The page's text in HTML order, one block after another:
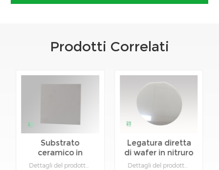
Prodotti Correlati
Substrato
ceramico in
nitruro di
Dettagli del prodotto:1.Materiale: nitruro di alluminio.2. Funzione: dispositivo isolante in ceramica.3.Tipo: Ceramica.4.Colore: grigio.5. Può essere personalizzato: sì, fornire disegni per prodotti specifici.
Legatura diretta
di wafer in nitruro
di alluminio Dettagli del prodotto:1.Materiale: nitruro di alluminio.2. Funzione: dispositivo isolante in ceramica.3.Tipo: Ceramica.4.Colore: grigio.5. Può essere personalizzato: sì, fornire disegni per prodotti specifici.